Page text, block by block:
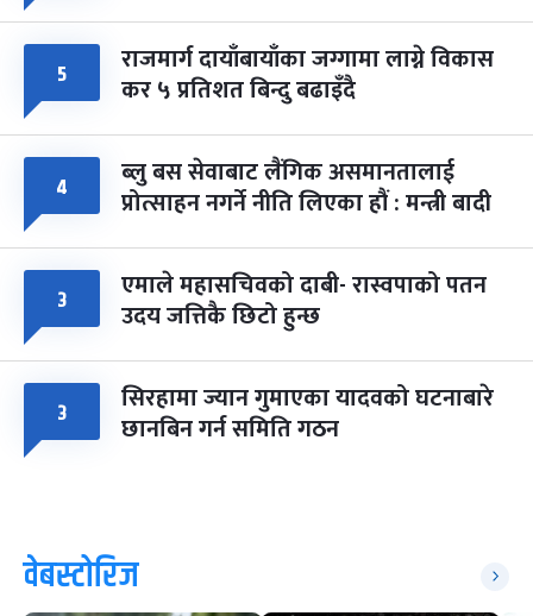
५ राजमार्ग दायाँबायाँका जग्गामा लाग्ने विकास
कर ५ प्रतिशत बिन्दु बढाइँदै
४ ब्लु बस सेवाबाट लैंगिक असमानतालाई
प्रोत्साहन नगर्ने नीति लिएका हौं : मन्त्री बादी
३ एमाले महासचिवको दाबी- रास्वपाको पतन
उदय जत्तिकै छिटो हुन्छ
३ सिरहामा ज्यान गुमाएका यादवको घटनाबारे
छानबिन गर्न समिति गठन
वेबस्टोरिज